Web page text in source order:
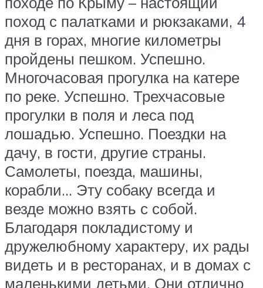
поход с палатками и рюкзаками, 4
дня в горах, многие километры
пройдены пешком. Успешно.
Многочасовая прогулка на катере
по реке. Успешно. Трехчасовые
прогулки в поля и леса под
лошадью. Успешно. Поездки на
дачу, в гости, другие страны.
Самолеты, поезда, машины,
корабли… Эту собаку всегда и
везде можно взять с собой.
Благодаря покладистому и
дружелюбному характеру, их рады
видеть и в ресторанах, и в домах с
маленькими детьми. Они отлично